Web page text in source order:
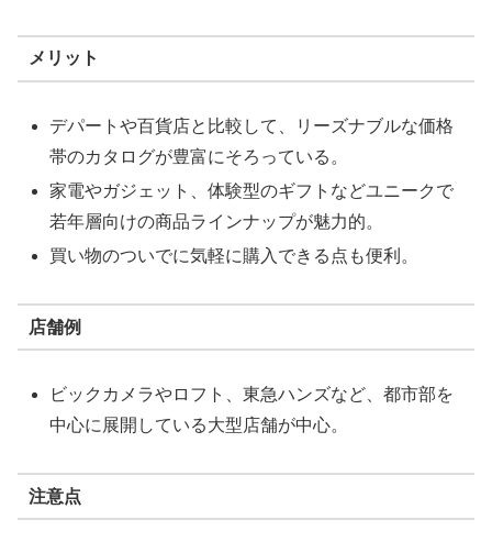
メリット
デパートや百貨店と比較して、リーズナブルな価格
帯のカタログが豊富にそろっている。
家電やガジェット、体験型のギフトなどユニークで
若年層向けの商品ラインナップが魅力的。
買い物のついでに気軽に購入できる点も便利。
店舗例
ビックカメラやロフト、東急ハンズなど、都市部を
中心に展開している大型店舗が中心。
注意点